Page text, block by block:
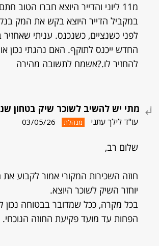
מ11 ליוני והדייר היוצא חברו הטוב
במקביל הדייר היוצא בקש את המק
לפני כשנציים, כשנכנס. עניתי שאחזיר
החדש ייכנס לתוקף. האם נהגתי נכון או
להחזיר לו.?אשמח לתשובה מהירה
מתי יש להשיב לשוכר שיק בטחון
עו"ד לילך עתני מנהלת 03/05/26
שלום רב,
חוזה השכירות המקורי אמור לקבוע
יוחזר השיק לשוכר היוצא.
בכל מקרה, ככל שמדובר בבטוחה נכון
הפחות עד מועד פקיעת החוזה הנוכחי.